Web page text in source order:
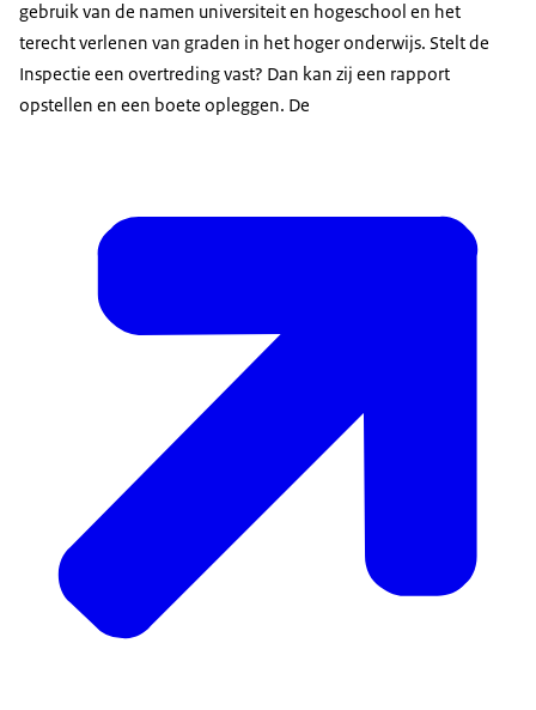
gebruik van de namen universiteit en hogeschool en het
terecht verlenen van graden in het hoger onderwijs. Stelt de
Inspectie een overtreding vast? Dan kan zij een rapport
opstellen en een boete opleggen. De